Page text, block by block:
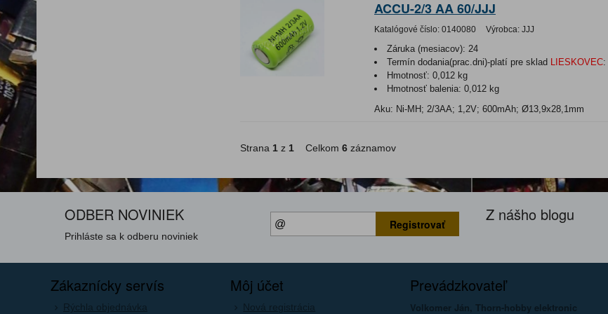
ACCU-2/3 AA 60/JJJ
Katalógové číslo: 0140080 Výrobca: JJJ
Záruka (mesiacov): 24
Termín dodania(prac.dni)-platí pre sklad LIESKOVEC:
Hmotnosť: 0,012 kg
Hmotnosť balenia: 0,012 kg
Aku: Ni-MH; 2/3AA; 1,2V; 600mAh; Ø13,9x28,1mm
Strana 1 z 1 Celkom 6 záznamov
ODBER NOVINIEK
Prihláste sa k odberu noviniek
Registrovať Z nášho blogu
Zákaznícky servís
Rýchla objednávka
Môj účet
Nová registrácia
Prevádzkovateľ
Volkomer Ján, Thorn-hobby elektronic